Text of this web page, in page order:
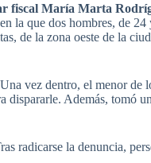
fiscal María Marta
la que dos hombres, de 24
de la zona oeste de la
vez dentro, el menor de
dispararle. Además, tomó
radicarse la denuncia,